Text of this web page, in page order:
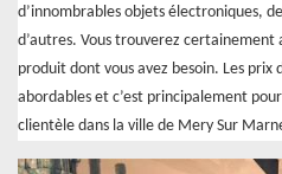
d’innombrables objets électroniques,
d’autres. Vous trouverez certainement
produit dont vous avez besoin. Les prix
abordables et c’est principalement
clientèle dans la ville de Mery Sur